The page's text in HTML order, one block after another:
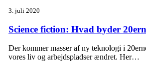
3. juli 2020
Science fiction: Hvad byder
Der kommer masser af ny teknologi i
vores liv og arbejdspladser ændret. Her…